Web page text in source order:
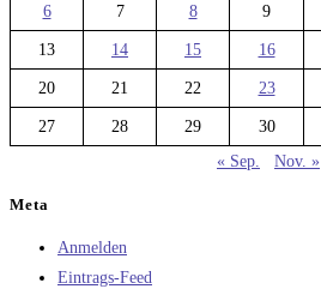
6 7 8 9
13 14 15 16
20 21 22 23
27 28 29 30
« Sep.
Nov. »
Meta
Anmelden
Eintrags-Feed